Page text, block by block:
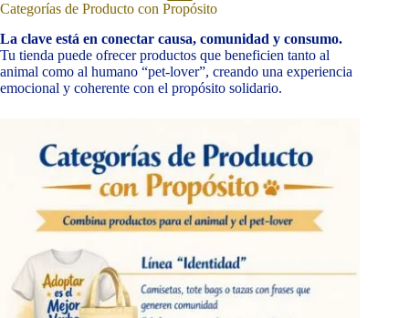
Categorías de Producto con Propósito
La clave está en conectar causa, comunidad y consumo.
Tu tienda puede ofrecer productos que beneficien tanto al
animal como al humano “pet-lover”, creando una experiencia
emocional y coherente con el propósito solidario.